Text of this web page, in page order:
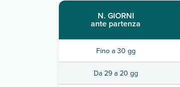
N. GIORNI
ante partenza
Fino a 30 gg
Da 29 a 20 gg